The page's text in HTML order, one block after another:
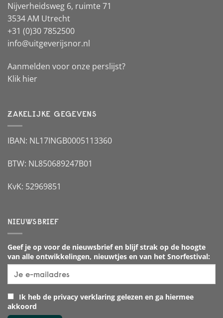
Nijverheidsweg 6, ruimte 71
3534 AM Utrecht
+31 (0)30 7852500
info@uitgeverijsnor.nl
Aanmelden voor onze perslijst?
Klik hier
ZAKELIJKE GEGEVENS
IBAN: NL17INGB0005113360
BTW: NL850689247B01
KvK: 52969851
NIEUWSBRIEF
Geef je op voor de nieuwsbrief en blijf strak op de hoogte
van alle ontwikkelingen, nieuwtjes en van het Snorfestival:
Ik heb de privacy verklaring gelezen en ga hiermee
akkoord